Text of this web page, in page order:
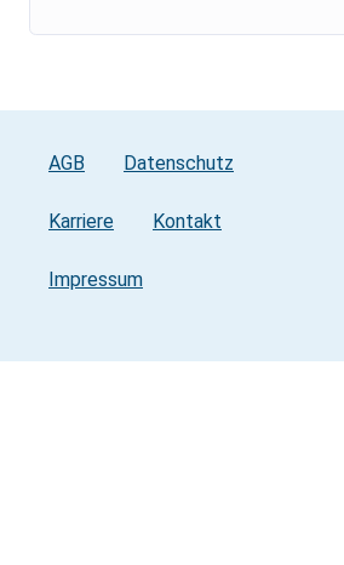
AGB Datenschutz
Karriere Kontakt
Impressum